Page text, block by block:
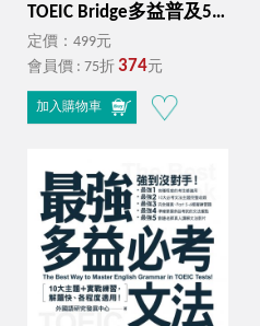
TOEIC Bridge多益普及5
回模擬試題+解析（2書
＋「Youtor App」內含
套）
定價：499元
會員價 : 75折 374元
加入購物車